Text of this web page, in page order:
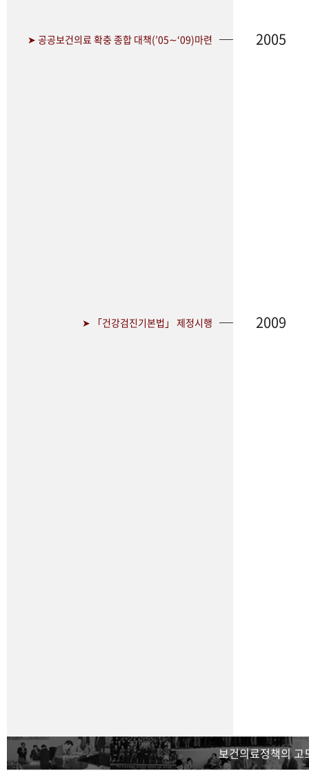
➤ 공공보건의료 확충 종합 대책(’05∼‘09)마련 2005
➤ 「건강검진기본법」 제정시행 2009
보건의료정책의 고